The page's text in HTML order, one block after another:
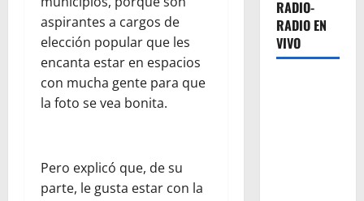
aspirantes a cargos de
elección popular que les
encanta estar en espacios
con mucha gente para que
la foto se vea bonita.
Pero explicó que, de su
parte, le gusta estar con la
RADIO-
RADIO EN
VIVO